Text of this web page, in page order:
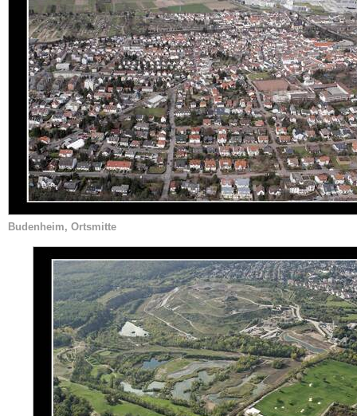
Budenheim, Ortsmitte